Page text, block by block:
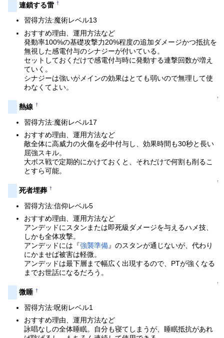
連鎖する雷 †
習得方法:魔術レベル13
おすすめ理由、運用方法など
発動率100%の基礎攻撃力20%程度の追加ダメージかつ抵抗を
無視した感電付与のシナジーが付いている。
セットしておくだけで感電付与時に発動する連撃回数が増え
ていく。
シナジーは強いがメインの効果はとても弱いので無理して使
わなくてよい。
↑
熱線 †
習得方法:魔術レベル17
おすすめ理由、運用方法など
敵全体に高威力の火傷を必中付与し、効果時間も30秒と長い
屈強スキル。
大ボス戦で定期的にかけておくと、それだけで何割も削るこ
とすら可能。
↑
死者埋葬 †
習得方法:信仰レベル5
おすすめ理由、運用方法など
アンデッドにスタンまたは即死級ダメージを与えるハメ技、
しかも全体攻撃。
アンデッドには『強襲準備』のスタンが通じないが、代わり
にかませば被害は軽微。
アンデッドは最下層まで幅広く出現するので、PTが強くなる
までお世話になるだろう。
↑
微睡 †
習得方法:呪術レベル1
おすすめ理由、運用方法など
詠唱なしの全体睡眠。自分も寝てしまうが、睡眠抵抗があれ